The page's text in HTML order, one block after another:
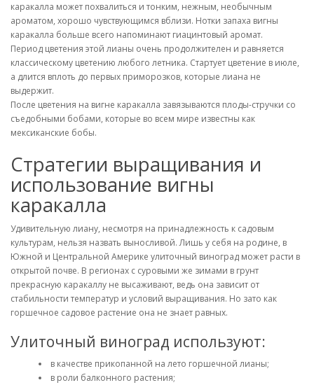
каракалла может похвалиться и тонким, нежным, необычным
ароматом, хорошо чувствующимся вблизи. Нотки запаха вигны
каракалла больше всего напоминают гиацинтовый аромат.
Период цветения этой лианы очень продолжителен и равняется
классическому цветению любого летника. Стартует цветение в июле,
а длится вплоть до первых приморозков, которые лиана не
выдержит.
После цветения на вигне каракалла завязываются плоды-стручки со
съедобными бобами, которые во всем мире известны как
мексиканские бобы.
Стратегии выращивания и
использование вигны
каракалла
Удивительную лиану, несмотря на принадлежность к садовым
культурам, нельзя назвать выносливой. Лишь у себя на родине, в
Южной и Центральной Америке улиточный виноград может расти в
открытой почве. В регионах с суровыми же зимами в грунт
прекрасную каракаллу не высаживают, ведь она зависит от
стабильности температур и условий выращивания. Но зато как
горшечное садовое растение она не знает равных.
Улиточный виноград используют:
в качестве прикопанной на лето горшечной лианы;
в роли балконного растения;